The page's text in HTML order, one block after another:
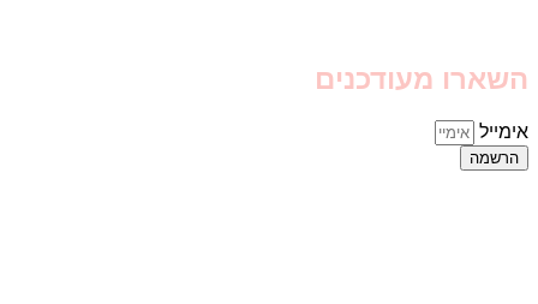
השארו מעודכנים
אימייל
הרשמה